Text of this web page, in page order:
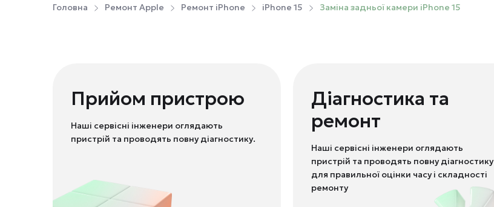
Головна Ремонт Apple Ремонт iPhone iPhone 15 Заміна задньої камери iPhone 15
Прийом пристрою
Наші сервісні інженери оглядають
пристрій та проводять повну діагностику.
Діагностика та
ремонт
Наші сервісні інженери оглядають
пристрій та проводять повну діагностику
для правильної оцінки часу і складності
ремонту